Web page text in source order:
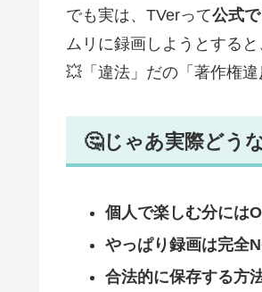
でも実は、TVerって公式
ムリに録画しようとすると
💥「違法」だの「著作権
🤔じゃあ実際どう
個人で楽しむ分には
やっぱり録画は完全
合法的に保存する方